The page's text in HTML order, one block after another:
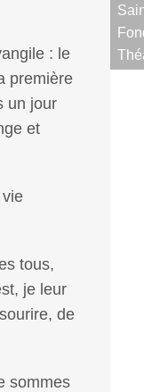
: le
première
un jour
et
tous,
je leur
de
sommes